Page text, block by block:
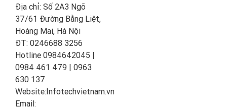
Địa chỉ: Số 2A3 Ngõ
37/61 Đường Bằng Liệt,
Hoàng Mai, Hà Nội
ĐT: 0246688 3256
Hotline 0984642045 |
0984 461 479 | 0963
630 137
Website:Infotechvietnam.vn
Email: